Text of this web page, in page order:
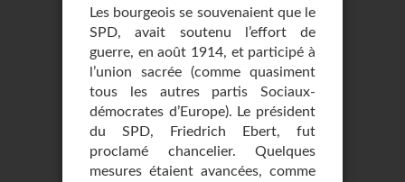
Les bourgeois se souvenaient que le
SPD, avait soutenu l’effort de
guerre, en août 1914, et participé à
l’union sacrée (comme quasiment
tous les autres partis Sociaux-
démocrates d’Europe). Le président
du SPD, Friedrich Ebert, fut
proclamé chancelier. Quelques
mesures étaient avancées, comme